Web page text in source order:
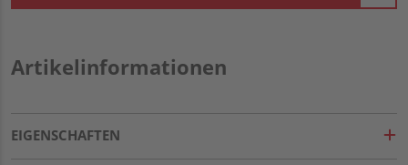
Artikelinformationen
EIGENSCHAFTEN